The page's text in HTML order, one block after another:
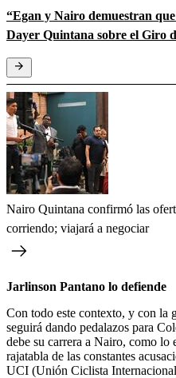
“Egan y Nairo demuestran
Dayer Quintana sobre el Giro
Nairo Quintana confirmó las
corriendo; viajará a negociar
Jarlinson Pantano lo defiende
Con todo este contexto, y con la
seguirá dando pedalazos para
debe su carrera a Nairo, como lo
rajatabla de las constantes
UCI (Unión Ciclista